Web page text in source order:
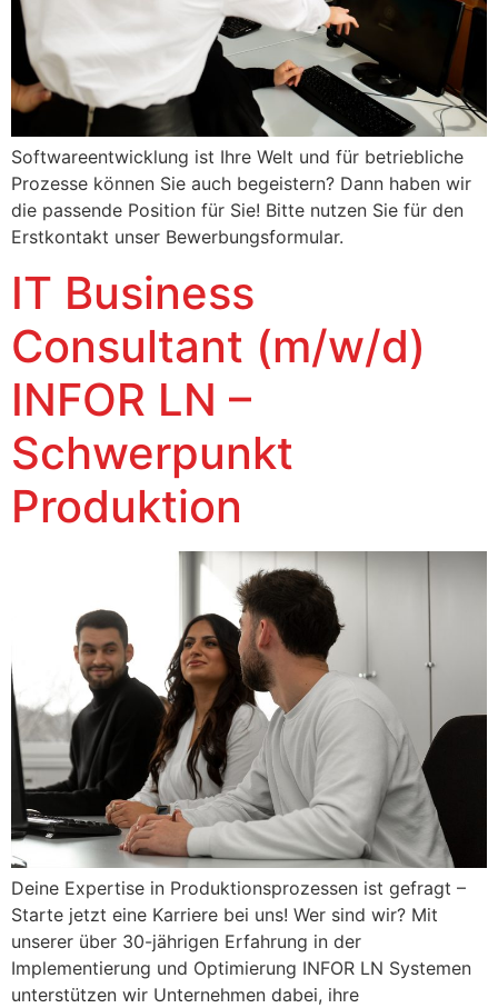
Softwareentwicklung ist Ihre Welt und für betriebliche
Prozesse können Sie auch begeistern? Dann haben wir
die passende Position für Sie! Bitte nutzen Sie für den
Erstkontakt unser Bewerbungsformular.
IT Business
Consultant (m/w/d)
INFOR LN –
Schwerpunkt
Produktion
Deine Expertise in Produktionsprozessen ist gefragt –
Starte jetzt eine Karriere bei uns! Wer sind wir? Mit
unserer über 30-jährigen Erfahrung in der
Implementierung und Optimierung INFOR LN Systemen
unterstützen wir Unternehmen dabei, ihre